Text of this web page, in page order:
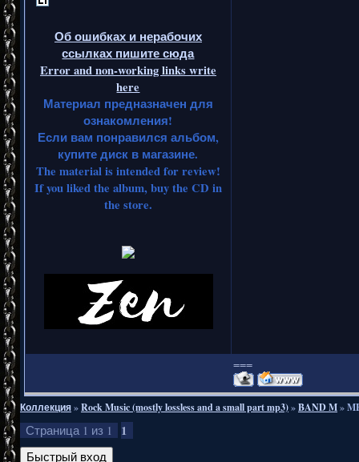
Об ошибках и нерабочих
ссылках пишите сюда
Error and non-working links write
here
Материал предназначен для
ознакомления!
Если вам понравился альбом,
купите диск в магазине.
The material is intended for review!
If you liked the album, buy the CD in
the store.
===
Коллекция»Rock Music (mostly lossless and a small part mp3)»BAND M»
Страница 1 из 1 1